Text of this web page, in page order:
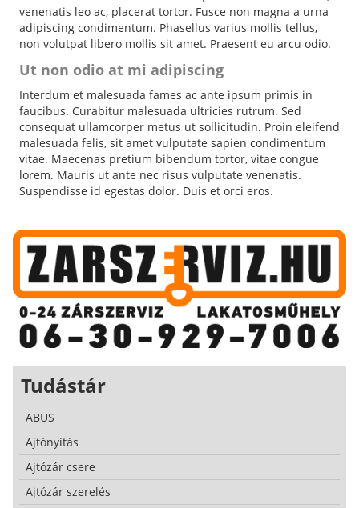
venenatis leo ac, placerat tortor. Fusce non magna a urna
adipiscing condimentum. Phasellus varius mollis tellus,
non volutpat libero mollis sit amet. Praesent eu arcu odio.
Ut non odio at mi adipiscing
Interdum et malesuada fames ac ante ipsum primis in
faucibus. Curabitur malesuada ultricies rutrum. Sed
consequat ullamcorper metus ut sollicitudin. Proin eleifend
malesuada felis, sit amet vulputate sapien condimentum
vitae. Maecenas pretium bibendum tortor, vitae congue
lorem. Mauris ut ante nec risus vulputate venenatis.
Suspendisse id egestas dolor. Duis et orci eros.
Tudástár
ABUS
Ajtónyitás
Ajtózár csere
Ajtózár szerelés